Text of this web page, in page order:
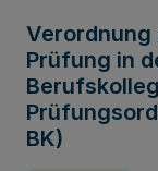
Verordnung
Prüfung in
BK)